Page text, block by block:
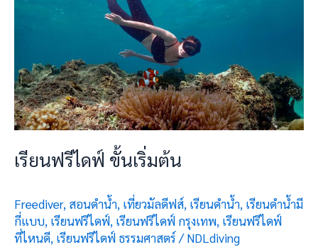
เรียนฟรีไดฟ์ ขั้นเริ่มต้น
Freediver, สอนดำน้ำ, เที่ยวมัลดีฟส์, เรียนดำน้ำ, เรียนดำน้ำมี
กี่แบบ, เรียนฟรีไดฟ์, เรียนฟรีไดฟ์ กรุงเทพ, เรียนฟรีไดฟ์
ที่ไหนดี, เรียนฟรีไดฟ์ ธรรมศาสตร์ /NDLdiving
ต้น